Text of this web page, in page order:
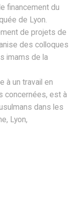
financement du
de Lyon.
de projets de
des colloques
imams de la
à un travail en
concernées, est à
dans les
Lyon,